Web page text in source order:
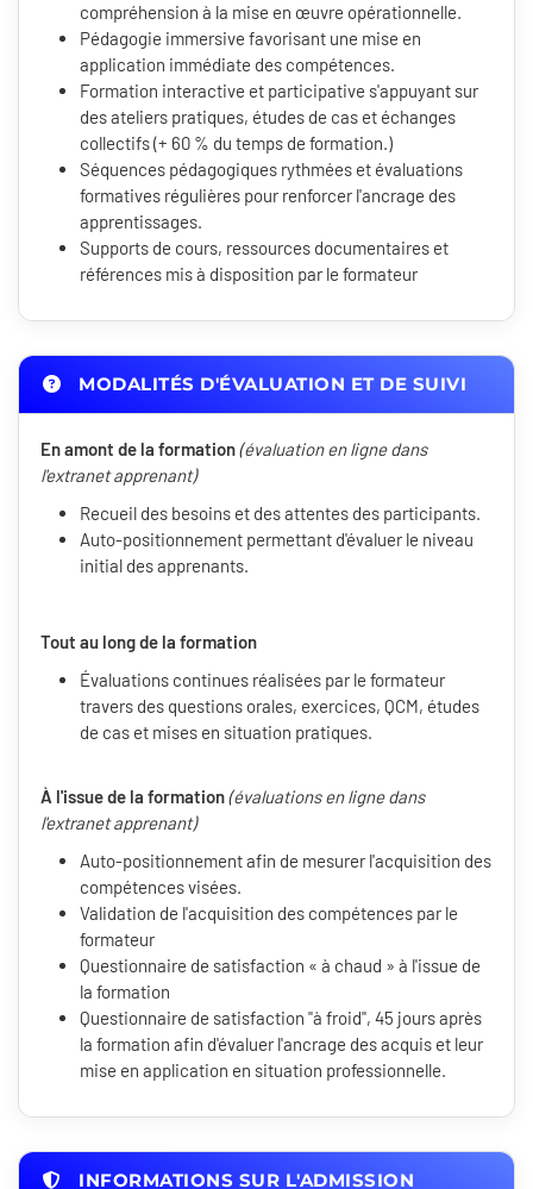
compréhension à la mise en œuvre opérationnelle.
Pédagogie immersive favorisant une mise en
application immédiate des compétences.
Formation interactive et participative s'appuyant sur
des ateliers pratiques, études de cas et échanges
collectifs (+ 60 % du temps de formation.)
Séquences pédagogiques rythmées et évaluations
formatives régulières pour renforcer l'ancrage des
apprentissages.
Supports de cours, ressources documentaires et
références mis à disposition par le formateur
MODALITÉS D'ÉVALUATION ET DE SUIVI
En amont de la formation(évaluation en ligne dans
l'extranet apprenant)
Recueil des besoins et des attentes des participants.
Auto-positionnement permettant d'évaluer le niveau
initial des apprenants.
Tout au long de la formation
Évaluations continues réalisées par le formateur
travers des questions orales, exercices, QCM, études
de cas et mises en situation pratiques.
À l'issue de la formation(évaluations en ligne dans
l'extranet apprenant)
Auto-positionnement afin de mesurer l'acquisition des
compétences visées.
Validation de l'acquisition des compétences par le
formateur
Questionnaire de satisfaction « à chaud » à l'issue de
la formation
Questionnaire de satisfaction "à froid", 45 jours après
la formation afin d'évaluer l'ancrage des acquis et leur
mise en application en situation professionnelle.
INFORMATIONS SUR L'ADMISSION